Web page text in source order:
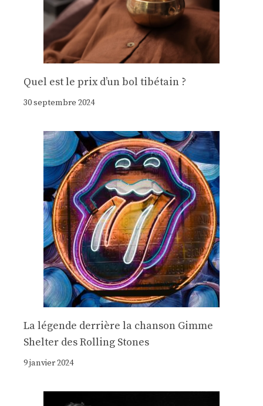
Quel est le prix d’un bol tibétain ?
30 septembre 2024
La légende derrière la chanson Gimme
Shelter des Rolling Stones
9 janvier 2024